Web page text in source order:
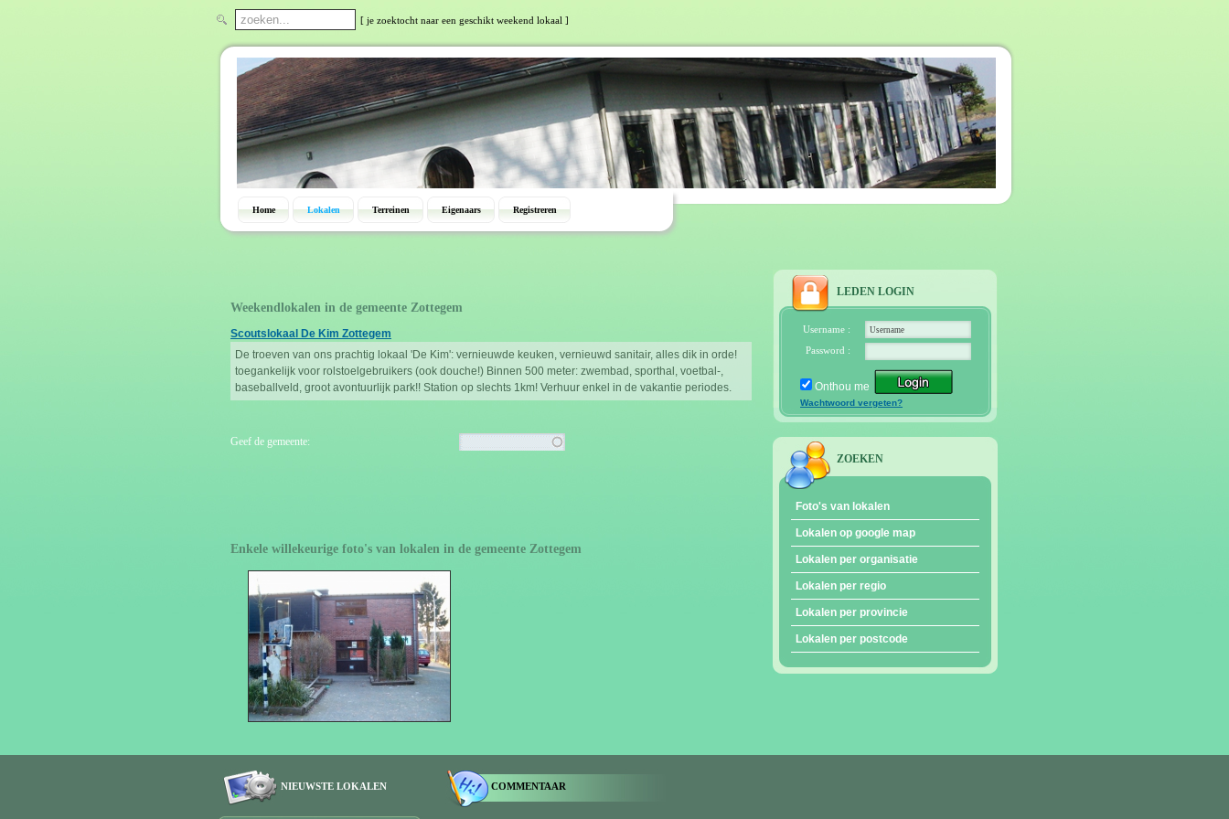
[ je zoektocht naar een geschikt weekend lokaal ]
Home Lokalen Terreinen Eigenaars Registreren
Weekendlokalen in de gemeente Zottegem
Scoutslokaal De Kim Zottegem
De troeven van ons prachtig lokaal 'De Kim': vernieuwde keuken, vernieuwd sanitair, alles dik in orde!
toegankelijk voor rolstoelgebruikers (ook douche!) Binnen 500 meter: zwembad, sporthal, voetbal-,
baseballveld, groot avontuurlijk park!! Station op slechts 1km! Verhuur enkel in de vakantie periodes.
Geef de gemeente:
Enkele willekeurige foto's van lokalen in de gemeente Zottegem
LEDEN LOGIN
Username :
Password :
Onthou me
Wachtwoord vergeten?
ZOEKEN
Foto's van lokalen
Lokalen op google map
Lokalen per organisatie
Lokalen per regio
Lokalen per provincie
Lokalen per postcode
NIEUWSTE LOKALEN COMMENTAAR